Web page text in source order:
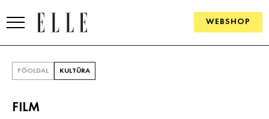
WEBSHOP
FŐOLDAL KULTÚRA
FILM